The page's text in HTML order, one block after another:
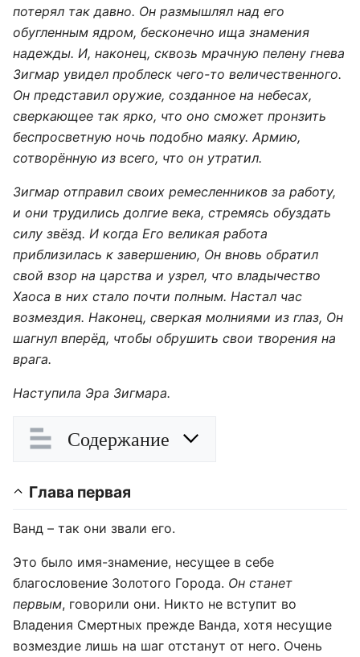
потерял так давно. Он размышлял над его
обугленным ядром, бесконечно ища знамения
надежды. И, наконец, сквозь мрачную пелену гнева
Зигмар увидел проблеск чего-то величественного.
Он представил оружие, созданное на небесах,
сверкающее так ярко, что оно сможет пронзить
беспросветную ночь подобно маяку. Армию,
сотворённую из всего, что он утратил.
Зигмар отправил своих ремесленников за работу,
и они трудились долгие века, стремясь обуздать
силу звёзд. И когда Его великая работа
приблизилась к завершению, Он вновь обратил
свой взор на царства и узрел, что владычество
Хаоса в них стало почти полным. Настал час
возмездия. Наконец, сверкая молниями из глаз, Он
шагнул вперёд, чтобы обрушить свои творения на
врага.
Наступила Эра Зигмара.
Содержание
Глава первая
Ванд – так они звали его.
Это было имя-знамение, несущее в себе
благословение Золотого Города. Он станет
первым, говорили они. Никто не вступит во
Владения Смертных прежде Ванда, хотя несущие
возмездие лишь на шаг отстанут от него. Очень